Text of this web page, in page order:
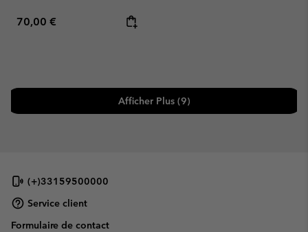
Regular price:
70,00 €
Afficher Plus (9)
(+)33159500000
Service client
Formulaire de contact